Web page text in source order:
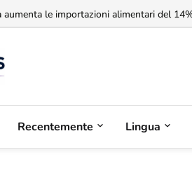
aumenta le importazioni alimentari del
Recentemente Lingua